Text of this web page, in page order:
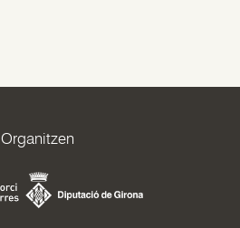
Organitzen